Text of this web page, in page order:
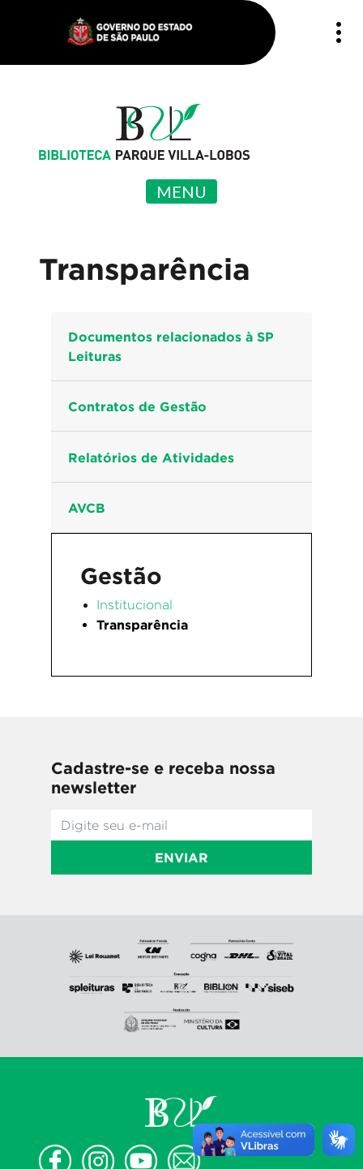
MENU
Transparência
Documentos relacionados à SP
Leituras
Contratos de Gestão
Relatórios de Atividades
AVCB
Gestão
Institucional
Transparência
Cadastre-se e receba nossa
newsletter
ENVIAR